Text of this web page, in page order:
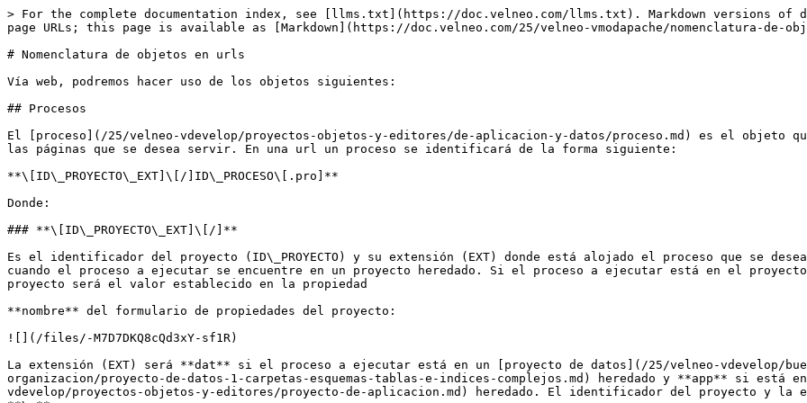
> For the complete documentation index, see [llms.txt](https://doc.velneo.com/llms.txt). Markdown versions of documentation pages are available by appending `.md` to page URLs; this page is available as [Markdown](https://doc.velneo.com/25/velneo-vmodapache/nomenclatura-de-objetos-en-urls.md).

# Nomenclatura de objetos en urls

Vía web, podremos hacer uso de los objetos siguientes:

## Procesos

El [proceso](/25/velneo-vdevelop/proyectos-objetos-y-editores/de-aplicacion-y-datos/proceso.md) es el objeto que se usará para componer y retornar el código html de las páginas que se desea servir. En una url un proceso se identificará de la forma siguiente:

**\[ID\_PROYECTO\_EXT]\[/]ID\_PROCESO\[.pro]**

Donde:

### **\[ID\_PROYECTO\_EXT]\[/]**

Es el identificador del proyecto (ID\_PROYECTO) y su extensión (EXT) donde está alojado el proceso que se desea ejecutar. Solamente será necesario especificarlo cuando el proceso a ejecutar se encuentre en un proyecto heredado. Si el proceso a ejecutar está en el proyecto actual no se especificará. El identificador del proyecto será el valor establecido en la propiedad

**nombre** del formulario de propiedades del proyecto:

![](/files/-M7D7DKQ8cQd3xY-sf1R)

La extensión (EXT) será **dat** si el proceso a ejecutar está en un [proyecto de datos](/25/velneo-vdevelop/buenas-practicas-de-programacion/buenas-practicas-de-organizacion/proyecto-de-datos-1-carpetas-esquemas-tablas-e-indices-complejos.md) heredado y **app** si está en un [proyecto de aplicación](/25/velneo-vdevelop/proyectos-objetos-y-editores/proyecto-de-aplicacion.md) heredado. El identificador del proyecto y la extensión irán separados por un carácter de subrayado: **\_**.

El carácter separador **/** no se incluirá si no se incluye el identificador del proyecto.

### **ID\_PROCESO**

Será el identificador del proceso a ejecutar, siendo la extensión **.pro** opcional.

**\[.pro]**

Extensión identificativa del objeto. La de un proceso será .pro. Es opcional. Si en una url no se incluye la extensión del objeto, Velneo asumirá por defecto que se trata de un proceso.

Ejemplos:

<http://dominio.com/INDEX.pro> o <http://dominio.com/INDEX>: Llamada al proceso con identificador INDEX del proyecto actual.

<http://dominio.com/vManagement_dat/INDEX.pro> o <http://dominio.com/vManagement_app/INDEX>: llamada al proceso INDEX del proyecto de datos heredado llamado “vManagement”.

> **Nota**: es muy importante recordar que los procesos ejecutables vía web han de tener activada la propiedad Accesible web. Si esta propiedad no está activada en un proceso, éste no podrá ser ejecutado vía web.

Si queremos que el proceso a ejecutar reciba parámetros, tendremos que crear en el proceso tantas [variables locales](/25/velneo-vdevelop/proyectos-objetos-y-editores/de-aplicacion-y-datos/variable-local.md) de tipo alfabético como parámetros se necesiten pasar y en la pasarela cgi resolver cada una con el mismo identificador que tenga la variable local en el proceso. Ejemplo: en un proyecto tenemos declarado el proceso siguiente:

![](/files/-M7D7DKUshR8FVbOtcOn)

Este proceso tiene declaradas dos variables locales de tipo alfabético ID y NAME, que son usadas para dar de alta un registro en una tabla.

La declaración del proceso y los parámetros en la pasarela cgi debería ser:

…ALTA\_DE\_FICHA.PRO?**ID**=xxxxx&**NAME**=yyyyyy

A partir de la 7.19, el proceso puede ser un proceso [javascript](/25/velneo-vdevelop/scripts/lenguajes/javascript.md). En ese caso, en el proceso disponemos de dos nuevas variables, [theRequest](/25/velneo-vdevelop/scripts/lenguajes/javascript/clases/xmlhttprequest.md#therequest) y [threResponse](/25/velneo-vdevelop/scripts/lenguajes/javascript/clases/xmlhttprequest.md#theresponse).

**theRequest** tiene las siguientes funciones:

String header( String szHeader )\
Array headerKeys(\
String GET( String szKey )\
Array GETkeys()\
String POST( String szKey )\
Array POSTKeys()\
String pathInfo()\
String unparsedUri()\
String uri()\
String body()\
String method()

**threResponse** tiene las siguientes funciones:

String header( String szHeader )\
Array headerKeys()\
void setHeader( String szHeader, String szValue )\
String contentType()\
setContentType( String szContentType )\
String body()\
void setBody( String szBody )\
void setStatus( int nStatus )\
int status()

Ejemplo: si en el proceso vJavascript llamado por vModApache hacemos lo siguiente:

```
var body="Host: " + theRequest.header("Host");
body += "<br />Header keys: ";
body += theRequest.headerKeys();
body += "<br />Get keys: ";
body += theRequest.GETkeys();
body += "<br />Post keys: ";
body += theRequest.POSTkeys();
body += "<br />unparsedUri: ";
body += theRequest.unparsedUri();
body += "<br />uri: ";
body += theRequest.uri();
body += "<br />pathInfo: ";
body += theRequest.pathInfo();
body += "<br />r: ";
body += theRequest.GET("r");
body += "<br />method: ";
body += theRequest.method();
body += "<br />";
theResponse.setBody( body );
theResponse.setContentType( "text/html" );
```

Para la petición a la url <http://127.0.0.1/velneo/proceso?r=6> devuelve:

Host: 127.0.0.1\
Header keys: Accept,Accept-Encoding,Accept-Language,Cache-Control,Connection,Host,Upgrade-Insecure-Requests,User-Agent\
Get keys: r\
Post keys:\
unparsedUri: /velneo/proceso?r=6\
uri: /velneo/proceso\
pathInfo: /proceso\
r: 6\
method: GET

## Dibujos

Es posible servir vía web [dibujos](/25/velneo-vdevelop/proyectos-objetos-y-editores/de-aplicacion-y-datos/dibujo.md) declarados en el proyecto actual o en un proyecto heredado. La forma de referenciar un dibujo en una URL es similar a la de los procesos:

**\[ID\_PROYECTO\_ext]\[/]ID\_DIBUJO.ext**

Donde:

### **\[ID\_PROYECTO\_ext]\[/]**

Es el identificador del proyecto (ID\_PROYECTO) y su extensión (ext) donde está alojado el dibujo que se desea servir. Solamente será necesario especificarlo cuando el dibujo se encuentre en un proyecto heredado. Si el dibujo está en el proyecto actual no se especificará. El identificador del proyecto será el valor establecido en la propiedad **nombre** del formulario de propiedades del proyecto y ha de escribirse exactamente igual a como lo hemos establecido,respetando mayúsculas y minúsculas:

![](/files/-M7D7DKfrNxile5bjLot)

y el sufijo **dat** ha de ser escrito todo en minúsculas.

El carácter separador **/** no se incluirá si no se incluye el identificador del proyecto.

### **ID\_DIBUJO**

El el identificador dado al dibujo en el proyecto.

### **.ext**

Será la extensión; ésta podrá ser o bien **.png** o bien **.jpg** indistintamente.

Ejemplos:\
<https://dominio.com/LOGO.png> o <http://dominio.com/LOGO.jpg>: llamada al